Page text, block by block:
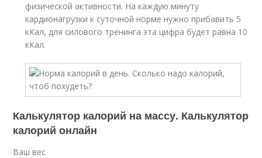
физической активности. На каждую минуту
кардионагрузки к суточной норме нужно прибавить 5
кКал, для силового тренинга эта цифра будет равна 10
кКал.
Калькулятор калорий на массу. Калькулятор
калорий онлайн
Ваш вес